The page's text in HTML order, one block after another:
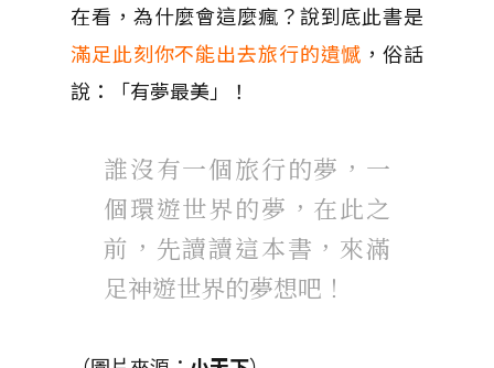
在看，為什麼會這麼瘋？說到底此書是
滿足此刻你不能出去旅行的遺憾 ，俗話
說：「有夢最美」！
誰沒有一個旅行的夢，一
個環遊世界的夢，在此之
前，先讀讀這本書，來滿
足神遊世界的夢想吧！